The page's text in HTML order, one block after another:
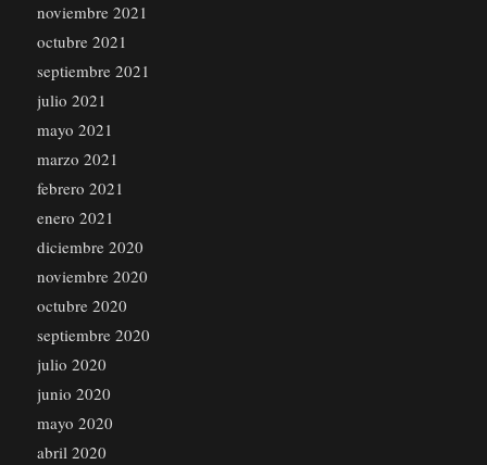
noviembre 2021
octubre 2021
septiembre 2021
julio 2021
mayo 2021
marzo 2021
febrero 2021
enero 2021
diciembre 2020
noviembre 2020
octubre 2020
septiembre 2020
julio 2020
junio 2020
mayo 2020
abril 2020